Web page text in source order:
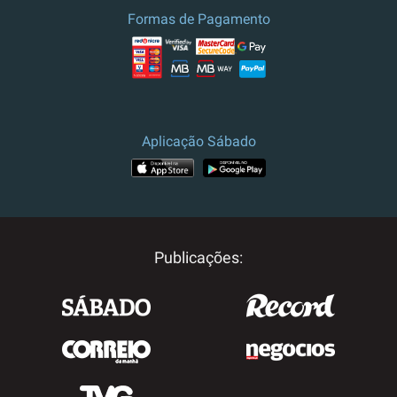
Formas de Pagamento
Aplicação Sábado
Publicações: